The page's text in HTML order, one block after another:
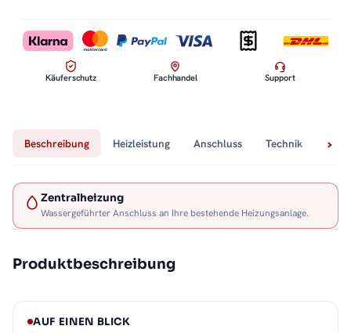
Käuferschutz Fachhandel Support
Beschreibung Heizleistung Anschluss Technik
Zentralheizung
Wassergeführter Anschluss an Ihre bestehende Heizungsanlage.
Produktbeschreibung
AUF EINEN BLICK